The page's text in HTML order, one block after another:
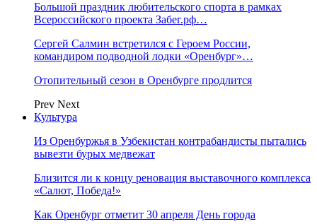
Большой праздник любительского спорта в рамках
Всероссийского проекта Забег.рф…
Сергей Салмин встретился с Героем России,
командиром подводной лодки «Оренбург»…
Отопительный сезон в Оренбурге продлится
Prev Next
Культура
Из Оренбуржья в Узбекистан контрабандисты пытались
вывезти бурых медвежат
Близится ли к концу реновация выставочного комплекса
«Салют, Победа!»
Как Оренбург отметит 30 апреля День города